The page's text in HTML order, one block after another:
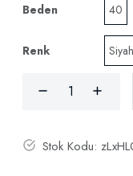
Beden 40
Renk Siyah
Stok Kodu: